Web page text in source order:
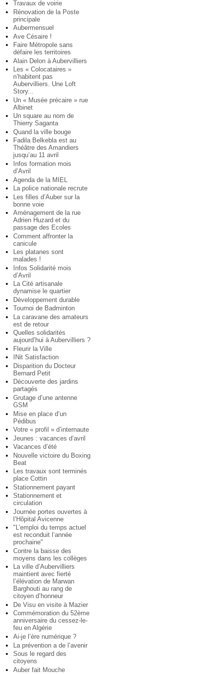
Travaux de voirie
Rénovation de la Poste
principale
Aubermensuel
Ave Césaire !
Faire Métropole sans
défaire les territoires
Alain Delon à Aubervilliers
Les « Colocataires »
n’habitent pas
Aubervilliers. Une Loft
Story...
Un « Musée précaire » rue
Albinet
Un square au nom de
Thierry Saganta
Quand la ville bouge
Fadila Belkebla est au
Théâtre des Amandiers
jusqu’au 11 avril
Infos formation mois
d’Avril
Agenda de la MIEL
La police nationale recrute
Les filles d’Auber sur la
bonne voie
Aménagement de la rue
Adrien Huzard et du
passage des Ecoles
Comment affronter la
canicule
Les platanes sont
malades !
Infos Solidarité mois
d’Avril
La Cité artisanale
dynamise le quartier
Développement durable
Tournoi de Badminton
La caravane des amateurs
est de retour
Quelles solidarités
aujourd’hui à Aubervilliers ?
Fleurir la Ville
INit Satisfaction
Disparition du Docteur
Bernard Petit
Découverte des jardins
partagés
Grutage d’une antenne
GSM
Mise en place d’un
Pédibus
Votre « profil » d’internaute
Jeunes : vacances d’avril
Vacances d’été
Nouvelle victoire du Boxing
Beat
Les travaux sont terminés
place Cottin
Stationnement payant
Stationnement et
circulation
Journée portes ouvertes à
l’Hôpital Avicenne
"L’emploi du temps actuel
est reconduit l’année
prochaine"
Contre la baisse des
moyens dans les collèges
La ville d’Aubervilliers
maintient avec fierté
l’élévation de Marwan
Barghouti au rang de
citoyen d’honneur
De Visu en visite à Mazier
Commémoration du 52ème
anniversaire du cessez-le-
feu en Algérie
Ai-je l’ère numérique ?
La prévention a de l’avenir
Sous le regard des
citoyens
Auber fait Mouche